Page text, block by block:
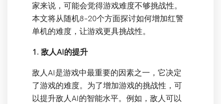
家来说，可能会觉得游戏难度不够挑战性。
本文将从随机8-20个方面探讨如何增加红警
单机的难度，让游戏更具挑战性。
1. 敌人AI的提升
敌人AI是游戏中最重要的因素之一，它决定
了游戏的难度。为了增加游戏的挑战性，可
以提升敌人AI的智能水平。例如，敌人可以